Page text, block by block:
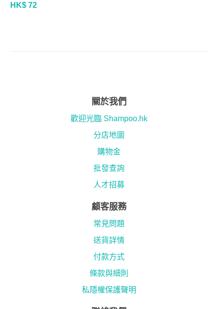
HK$ 72
關於我們
歡迎光臨 Shampoo.hk
分店地圖
購物金
批發查詢
人才招募
顧客服務
常見問題
送貨詳情
付款方式
條款與細則
私隱權保護聲明